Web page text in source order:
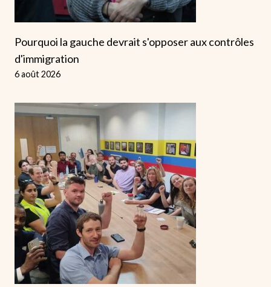
Pourquoi la gauche devrait s'opposer aux contrôles
d'immigration
6 août 2026